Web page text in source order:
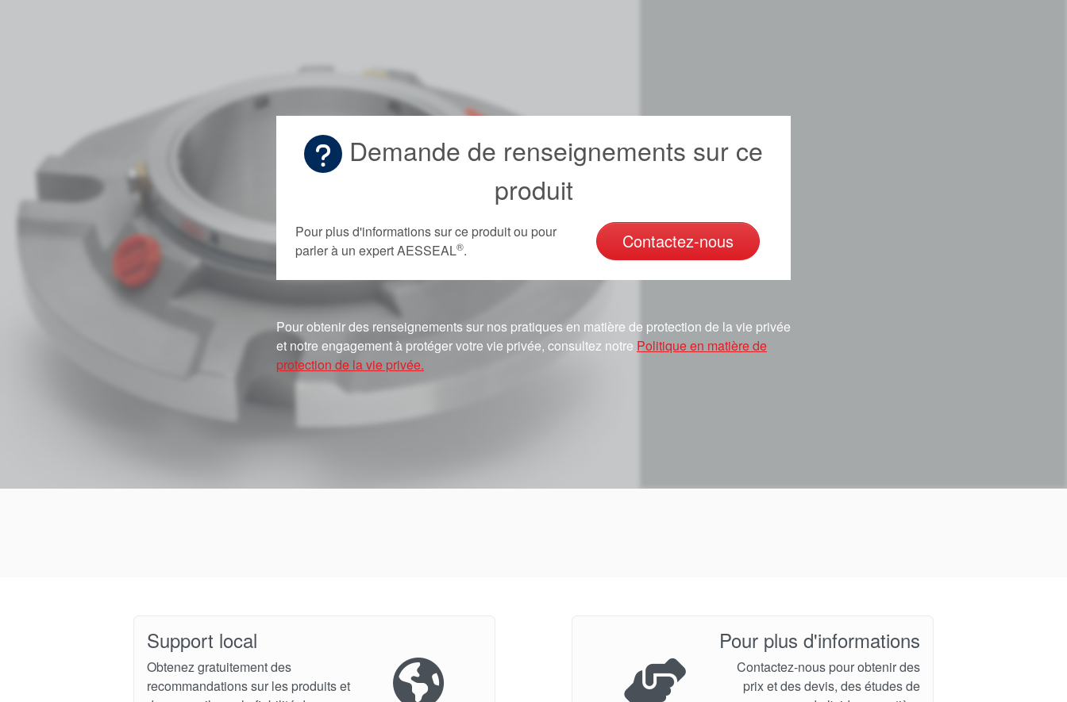
Demande de renseignements sur ce
produit
Pour plus d'informations sur ce produit ou pour
parler à un expert AESSEAL®. Contactez-nous
Pour obtenir des renseignements sur nos pratiques en matière de protection de la vie privée
et notre engagement à protéger votre vie privée, consultez notre Politique en matière de
protection de la vie privée.
Support local
Obtenez gratuitement des
recommandations sur les produits et
Pour plus d'informations
Contactez-nous pour obtenir des
prix et des devis, des études de